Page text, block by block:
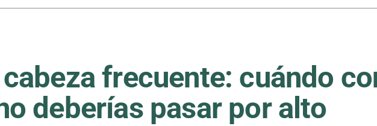
frecuente: cuándo
deberías pasar por alto